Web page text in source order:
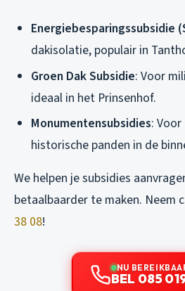
Energiebesparingssubsidie
dakisolatie, populair in
Groen Dak Subsidie: Voor
ideaal in het Prinsenhof.
Monumentensubsidies:
historische panden in de
We helpen je subsidies
betaalbaarder te maken. Neem
38 08!
NU
BEL 085